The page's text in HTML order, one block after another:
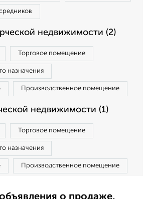
недвижимости (2)
Торговое помещение
назначения
Производственное помещение
недвижимости (1)
Торговое помещение
назначения
Производственное помещение
о продаже,